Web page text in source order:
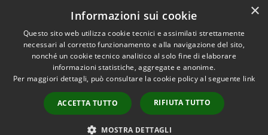
Dichiarazione di accessibilità
Accessibilità
Copyright © 2026 • Comune di
Spoleto • Powered by
Municipium•
Accesso
redazione
×
Informazioni sui cookie
Questo sito web utilizza cookie tecnici e assimilati strettamente
necessari al corretto funzionamento e alla navigazione del sito,
nonché un cookie tecnico analitico al solo fine di elaborare
informazioni statistiche, aggregate e anonime.
Per maggiori dettagli, può consultare la cookie policy al seguente link
ACCETTA TUTTO RIFIUTA TUTTO
MOSTRA DETTAGLI